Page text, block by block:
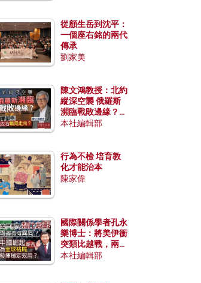
從顧生岳到沈平：
一個座右銘的兩代
傳承
劉家美
陳文鴻教授：北約
縱深空襲 俄羅斯
瀕臨戰敗邊緣？中
國零部件能左右戰
本社編輯部
行為不檢 培育教
化才能治本
陳家偉
國際關係學者孔永
樂博士：將美伊衝
突類比越戰，兩者
有何異同？中國崛
本社編輯部